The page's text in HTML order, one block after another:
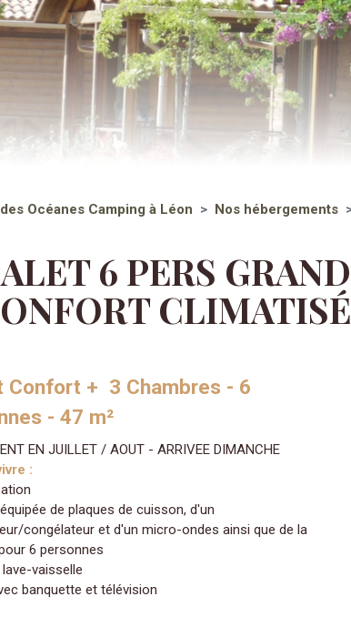
Océanes Camping à Léon Nos hébergements
6 PERS GRAND
CLIMATISÉ
Confort + 3 Chambres - 6
- 47 m²
EN JUILLET / AOUT - ARRIVEE DIMANCHE
:
de plaques de cuisson, d'un
congélateur et d'un micro-ondes ainsi que de la
6 personnes
vaisselle
banquette et télévision